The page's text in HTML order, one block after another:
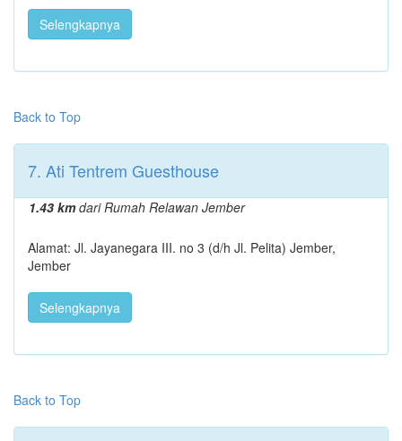
Selengkapnya
Back to Top
7. Ati Tentrem Guesthouse
1.43 kmdari Rumah Relawan Jember
Alamat: Jl. Jayanegara III. no 3 (d/h Jl. Pelita) Jember,
Jember
Selengkapnya
Back to Top